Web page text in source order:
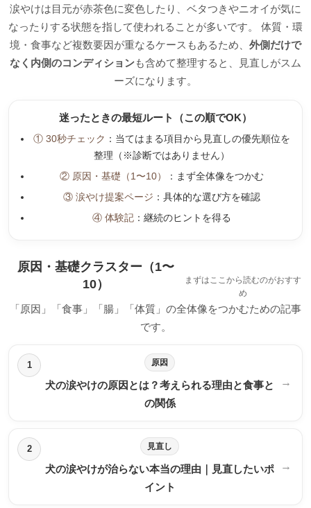
涙やけは目元が赤茶色に変色したり、ベタつきやニオイが気に
なったりする状態を指して使われることが多いです。 体質・環
境・食事など複数要因が重なるケースもあるため、 外側だけで
なく内側のコンディションも含めて整理すると、見直しがスム
ーズになります。
迷ったときの最短ルート（この順でOK）
① 30秒チェック ：当てはまる項目から見直しの優先順位を
整理（※診断ではありません）
② 原因・基礎（1〜10）
：まず全体像をつかむ
③ 涙やけ提案ページ ：具体的な選び方を確認
④ 体験記 ：継続のヒントを得る
原因・基礎クラスター（1〜
10）
まずはここから読むのがおすす
め
「原因」「食事」「腸」「体質」の全体像をつかむための記事
です。
1 原因
犬の涙やけの原因とは？考えられる理由と食事と
の関係
→
2 見直し
犬の涙やけが治らない本当の理由｜見直したいポ
イント
→